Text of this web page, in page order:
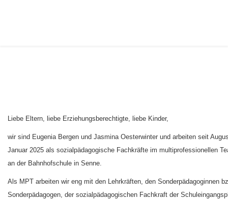
Liebe Eltern, liebe Erziehungsberechtigte, liebe Kinder,
wir sind Eugenia Bergen und Jasmina Oesterwinter und arbeiten seit
Januar 2025 als sozialpädagogische Fachkräfte im multiprofessionellen
an der Bahnhofschule in Senne.
Als MPT arbeiten wir eng mit den Lehrkräften, den Sonderpädagoginnen
Sonderpädagogen, der sozialpädagogischen Fachkraft der